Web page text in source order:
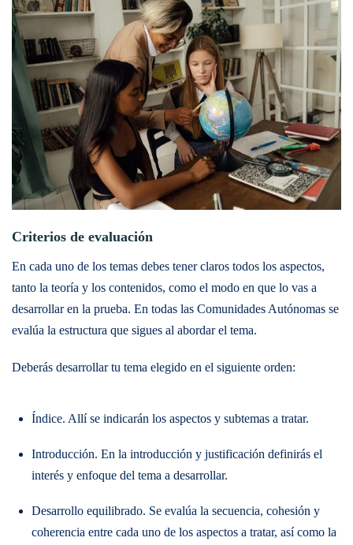
Criterios de evaluación
En cada uno de los temas debes tener claros todos los aspectos,
tanto la teoría y los contenidos, como el modo en que lo vas a
desarrollar en la prueba. En todas las Comunidades Autónomas se
evalúa la estructura que sigues al abordar el tema.
Deberás desarrollar tu tema elegido en el siguiente orden:
Índice. Allí se indicarán los aspectos y subtemas a tratar.
Introducción. En la introducción y justificación definirás el
interés y enfoque del tema a desarrollar.
Desarrollo equilibrado. Se evalúa la secuencia, cohesión y
coherencia entre cada uno de los aspectos a tratar, así como la